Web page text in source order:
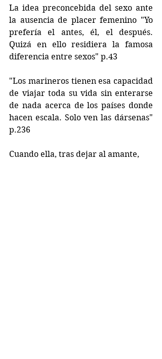
La idea preconcebida del sexo ante
la ausencia de placer femenino "Yo
prefería el antes, él, el después.
Quizá en ello residiera la famosa
diferencia entre sexos" p.43
"Los marineros tienen esa capacidad
de viajar toda su vida sin enterarse
de nada acerca de los países donde
hacen escala. Solo ven las dársenas"
p.236
Cuando ella, tras dejar al amante,